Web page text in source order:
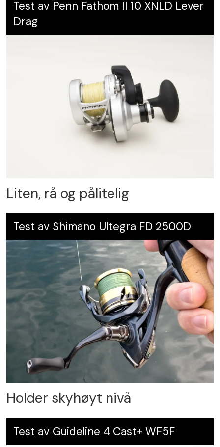
Test av Penn Fathom II 10 XNLD Lever
Drag
Liten, rå og pålitelig
Test av Shimano Ultegra FD 2500D
Holder skyhøyt nivå
Test av Guideline 4 Cast+ WF5F